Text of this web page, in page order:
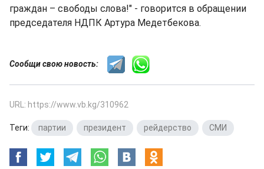
граждан – свободы слова!" - говорится в обращении
председателя НДПК Артура Медетбекова.
Сообщи свою новость:
URL: https://www.vb.kg/310962
Теги: партии президент рейдерство СМИ